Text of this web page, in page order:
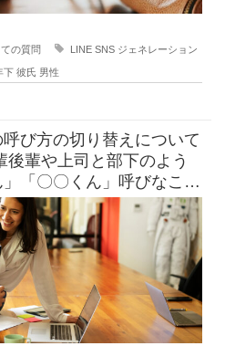
の質問 LINE SNS ジェネレーション
下 彼氏 男性
び方の切り替えについて
「〇〇くん」呼びなこと
が